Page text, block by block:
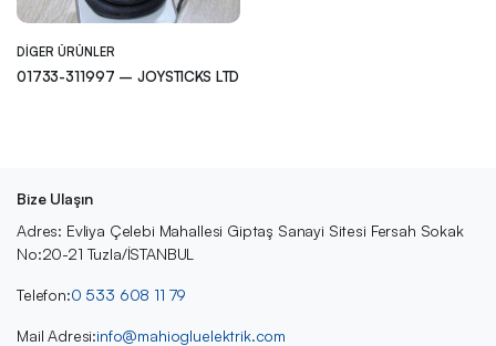
DIGER ÜRÜNLER
01733-311997 – JOYSTICKS LTD
Bize Ulaşın
Adres: Evliya Çelebi Mahallesi Giptaş Sanayi Sitesi Fersah Sokak
No:20-21 Tuzla/İSTANBUL
Telefon:0 533 608 11 79
Mail Adresi:info@mahiogluelektrik.com